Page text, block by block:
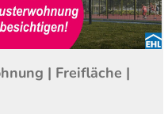
| Freifläche |